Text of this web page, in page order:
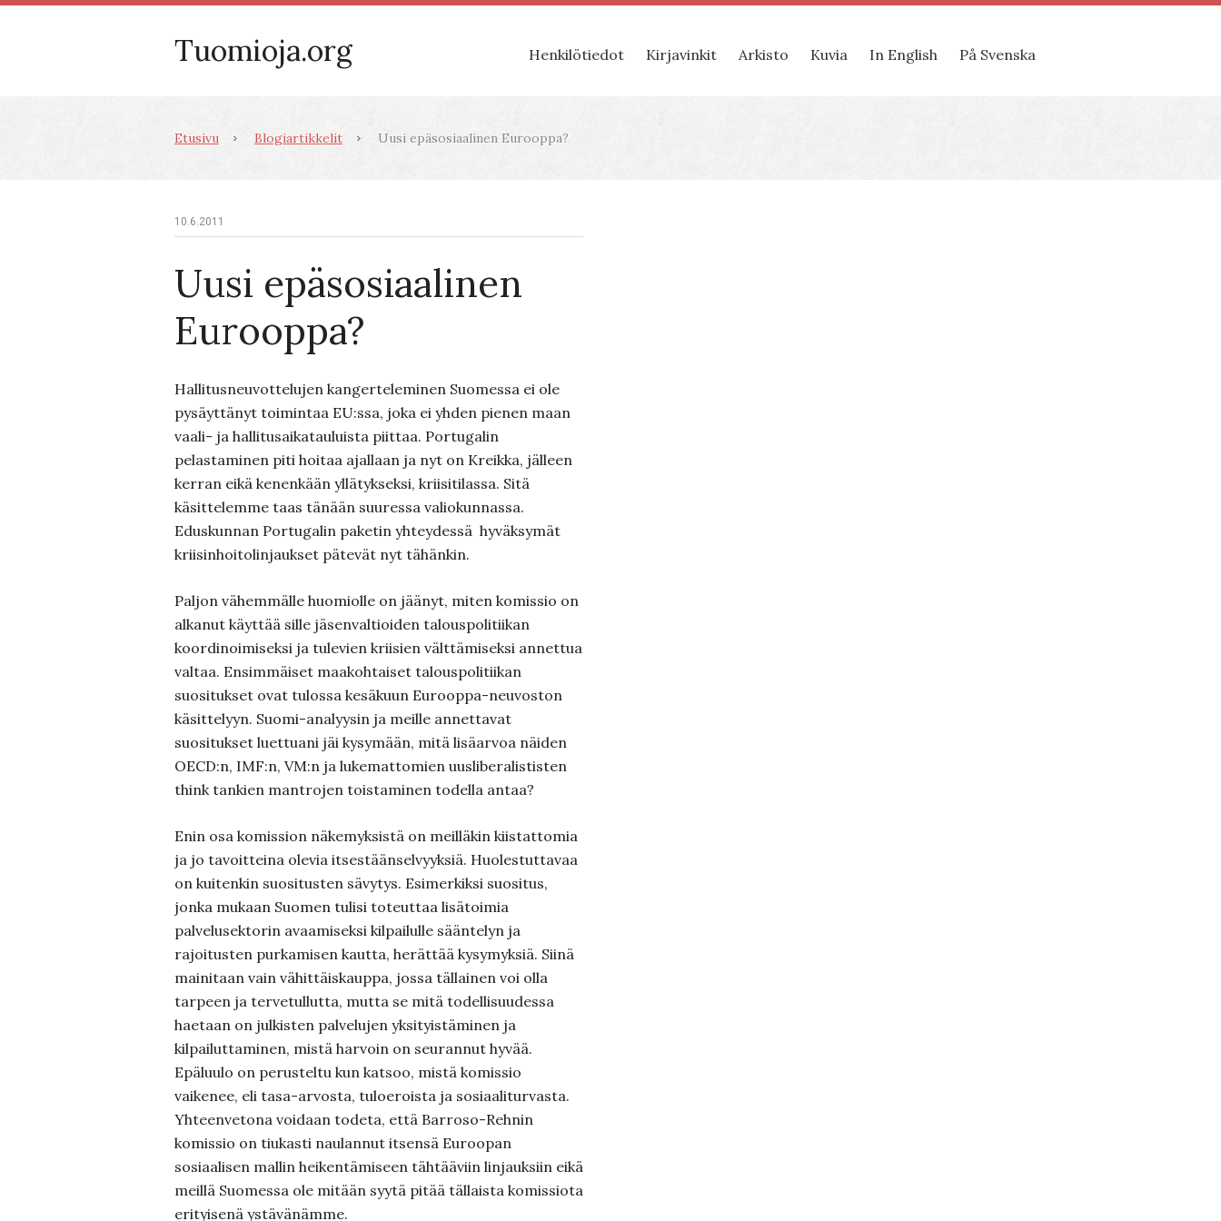
Tuomioja.org Henkilötiedot Kirjavinkit Arkisto Kuvia In English På Svenska
Etusivu Blogiartikkelit Uusi epäsosiaalinen Eurooppa?
10.6.2011
Uusi epäsosiaalinen
Eurooppa?
Hallitusneuvottelujen kangerteleminen Suomessa ei ole
pysäyttänyt toimintaa EU:ssa, joka ei yhden pienen maan
vaali- ja hallitusaikatauluista piittaa. Portugalin
pelastaminen piti hoitaa ajallaan ja nyt on Kreikka, jälleen
kerran eikä kenenkään yllätykseksi, kriisitilassa. Sitä
käsittelemme taas tänään suuressa valiokunnassa.
Eduskunnan Portugalin paketin yhteydessä hyväksymät
kriisinhoitolinjaukset pätevät nyt tähänkin.
Paljon vähemmälle huomiolle on jäänyt, miten komissio on
alkanut käyttää sille jäsenvaltioiden talouspolitiikan
koordinoimiseksi ja tulevien kriisien välttämiseksi annettua
valtaa. Ensimmäiset maakohtaiset talouspolitiikan
suositukset ovat tulossa kesäkuun Eurooppa-neuvoston
käsittelyyn. Suomi-analyysin ja meille annettavat
suositukset luettuani jäi kysymään, mitä lisäarvoa näiden
OECD:n, IMF:n, VM:n ja lukemattomien uusliberalististen
think tankien mantrojen toistaminen todella antaa?
Enin osa komission näkemyksistä on meilläkin kiistattomia
ja jo tavoitteina olevia itsestäänselvyyksiä. Huolestuttavaa
on kuitenkin suositusten sävytys. Esimerkiksi suositus,
jonka mukaan Suomen tulisi toteuttaa lisätoimia
palvelusektorin avaamiseksi kilpailulle sääntelyn ja
rajoitusten purkamisen kautta, herättää kysymyksiä. Siinä
mainitaan vain vähittäiskauppa, jossa tällainen voi olla
tarpeen ja tervetullutta, mutta se mitä todellisuudessa
haetaan on julkisten palvelujen yksityistäminen ja
kilpailuttaminen, mistä harvoin on seurannut hyvää.
Epäluulo on perusteltu kun katsoo, mistä komissio
vaikenee, eli tasa-arvosta, tuloeroista ja sosiaaliturvasta.
Yhteenvetona voidaan todeta, että Barroso-Rehnin
komissio on tiukasti naulannut itsensä Euroopan
sosiaalisen mallin heikentämiseen tähtääviin linjauksiin eikä
meillä Suomessa ole mitään syytä pitää tällaista komissiota
erityisenä ystävänämme.